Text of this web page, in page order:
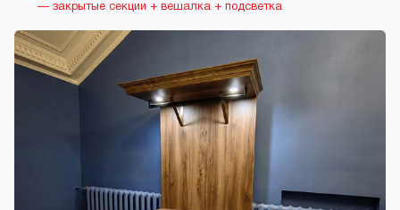
— закрытые секции + вешалка + подсветка